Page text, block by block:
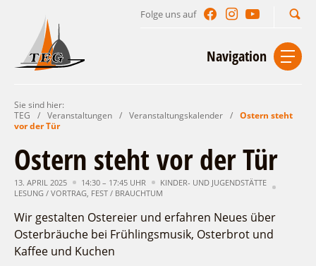
Folge uns auf
Navigation
Start Kontakt
Urlaub im Leichhardt Land
Reisegebiet
Lieblingsorte
Freizeit und Erholung
Auf & im Wasser
Per Rad
Sehenswertes
Naturlehrpfad Ludwig Leichhardt
Unterkünfte finden
Gastgeberverzeichnis
Gastronomie
Camping
Ferienhaus- und Campingpark „Ludwig
Leichhardt“
Veranstaltungen
Sie sind hier:
TEG
/ Veranstaltungen / Veranstaltungskalender / Ostern steht
vor der Tür
Ostern steht vor der Tür
13. APRIL 2025 14:30 – 17:45 UHR
KINDER- UND JUGENDSTÄTTE
LESUNG / VORTRAG, FEST / BRAUCHTUM
Wir gestalten Ostereier und erfahren Neues über
Osterbräuche bei Frühlingsmusik, Osterbrot und
Kaffee und Kuchen